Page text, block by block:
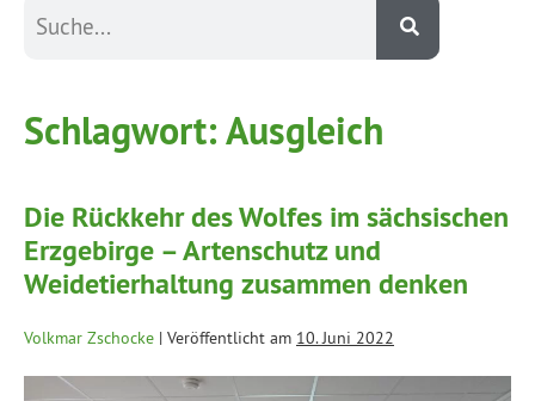
Schlagwort:Ausgleich
Die Rückkehr des Wolfes im sächsischen
Erzgebirge – Artenschutz und
Weidetierhaltung zusammen denken
Volkmar Zschocke | Veröffentlicht am 10. Juni 2022